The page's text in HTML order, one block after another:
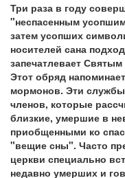
Три раза в году
"неспасенным
затем усопших
носителей сана
запечатлевает
Этот обряд
мормонов. Эти
членов, которые
близкие, умершие в
приобщенными ко
"вещие сны". Часто
церкви специально
недавно умерших и